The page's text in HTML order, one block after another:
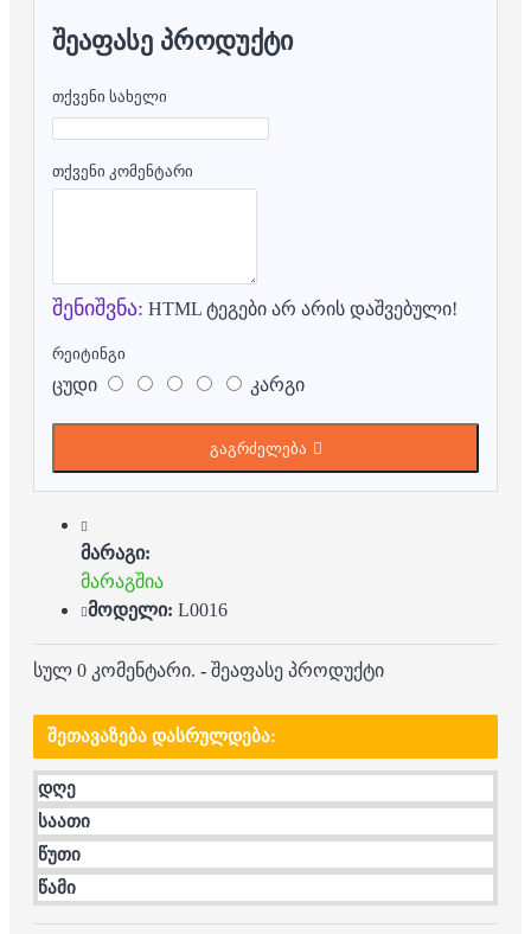
ᲨᲔᲐᲤᲐᲡᲔ ᲞᲠᲝᲓᲣᲥᲢᲘ
თქვენი სახელი
თქვენი კომენტარი
შენიშვნა: HTML ტეგები არ არის დაშვებული!
რეიტინგი
ცუდი კარგი
გაგრძელება
მარაგი:
მარაგშია
მოდელი: L0016
სულ 0 კომენტარი. - შეაფასე პროდუქტი
ᲨᲔᲗᲐᲕᲐᲖᲔᲑᲐ ᲓᲐᲡᲠᲣᲚᲓᲔᲑᲐ:
დღე
საათი
წუთი
წამი